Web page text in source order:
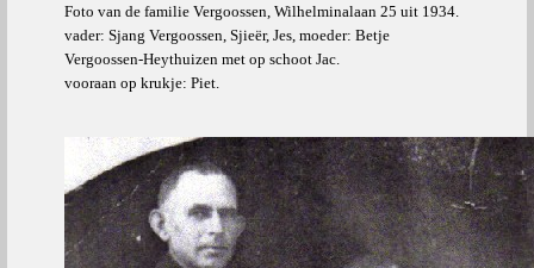
Foto van de familie Vergoossen, Wilhelminalaan 25 uit 1934.
vader: Sjang Vergoossen, Sjieër, Jes, moeder: Betje
Vergoossen-Heythuizen met op schoot Jac.
vooraan op krukje: Piet.